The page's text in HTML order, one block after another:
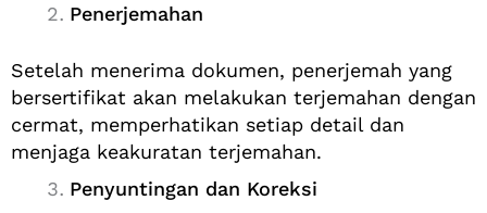
Penerjemahan
Setelah menerima dokumen, penerjemah yang
bersertifikat akan melakukan terjemahan dengan
cermat, memperhatikan setiap detail dan
menjaga keakuratan terjemahan.
Penyuntingan dan Koreksi